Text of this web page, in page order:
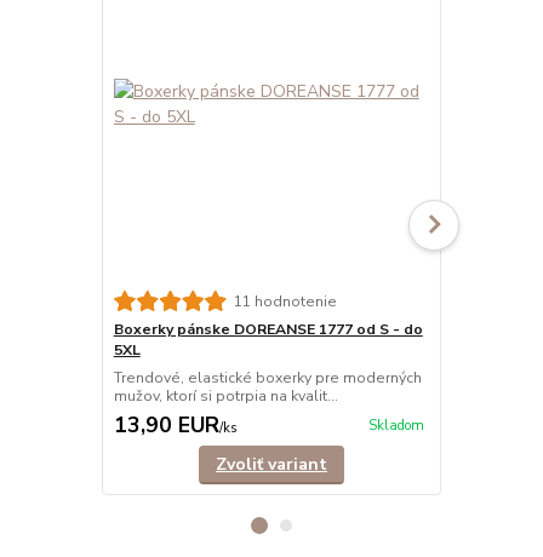
11 hodnotenie
Boxerky pánske DOREANSE 1777 od S - do
5XL
Trendové, elastické boxerky pre moderných
mužov, ktorí si potrpia na kvalit...
13,90 EUR/ks Skladom
Zvoliť variant